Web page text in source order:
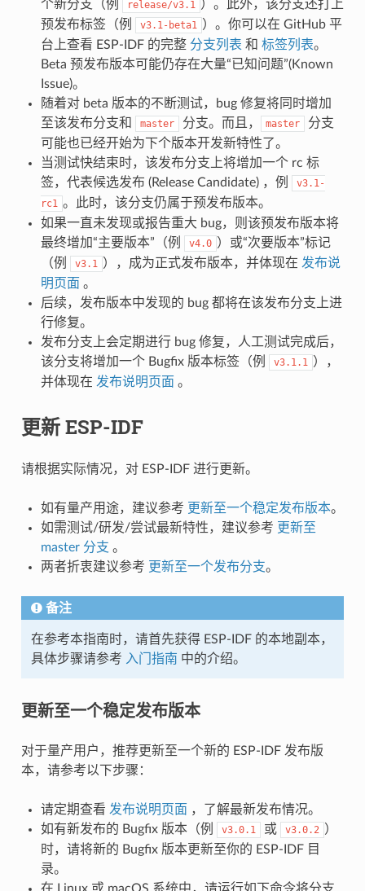
个新分支（例 release/v3.1 ）。此外，该分支还打上
预发布标签（例
v3.1-beta1 ）。你可以在 GitHub 平
台上查看 ESP-IDF 的完整 分支列表 和 标签列表。
Beta 预发布版本可能仍存在大量“已知问题”(Known
Issue)。
随着对 beta 版本的不断测试，bug 修复将同时增加
至该发布分支和
master 分支。而且， master
分支
可能也已经开始为下个版本开发新特性了。
当测试快结束时，该发布分支上将增加一个 rc 标
签，代表候选发布 (Release Candidate) ，例
v3.1-
rc1 。此时，该分支仍属于预发布版本。
如果一直未发现或报告重大 bug，则该预发布版本将
最终增加“主要版本”（例
v4.0 ）或“次要版本”标记
（例
v3.1 ），成为正式发布版本，并体现在 发布说
明页面 。
后续，发布版本中发现的 bug 都将在该发布分支上进
行修复。
发布分支上会定期进行 bug 修复，人工测试完成后，
该分支将增加一个 Bugfix 版本标签（例
v3.1.1 ），
并体现在 发布说明页面 。
更新 ESP-IDF
请根据实际情况，对 ESP-IDF 进行更新。
如有量产用途，建议参考 更新至一个稳定发布版本。
如需测试/研发/尝试最新特性，建议参考 更新至
master 分支 。
两者折衷建议参考 更新至一个发布分支。
备注
在参考本指南时，请首先获得 ESP-IDF 的本地副本，
具体步骤请参考 入门指南 中的介绍。
更新至一个稳定发布版本
对于量产用户，推荐更新至一个新的 ESP-IDF 发布版
本，请参考以下步骤：
请定期查看 发布说明页面 ，了解最新发布情况。
如有新发布的 Bugfix 版本（例
v3.0.1 或 v3.0.2 ）
时，请将新的 Bugfix 版本更新至你的 ESP-IDF 目
录。